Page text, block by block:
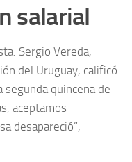
salarial
Sergio Vereda,
del Uruguay, calificó
segunda quincena de
aceptamos
desapareció”,